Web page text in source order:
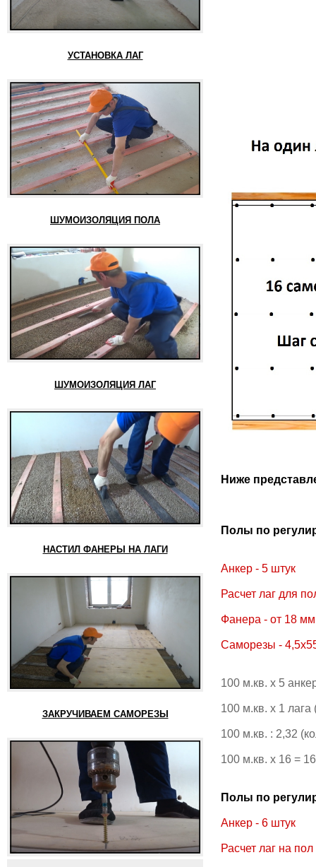
УСТАНОВКА ЛАГ
ШУМОИЗОЛЯЦИЯ ПОЛА
ШУМОИЗОЛЯЦИЯ ЛАГ
НАСТИЛ ФАНЕРЫ НА ЛАГИ
ЗАКРУЧИВАЕМ САМОРЕЗЫ
Ниже
Полы по
Анкер - 5 штук
Расчет лаг для
Фанера - от 18
Саморезы -
100 м.кв. х 5
100 м.кв. х 1 лага
100 м.кв. : 2,32
100 м.кв. х 16 =
Полы по
Анкер - 6 штук
Расчет лаг на